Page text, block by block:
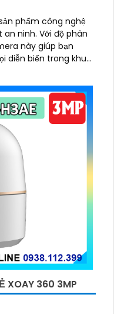
phẩm công nghệ
độ phân
này giúp bạn
diễn biến trong khu
XOAY 360 3MP